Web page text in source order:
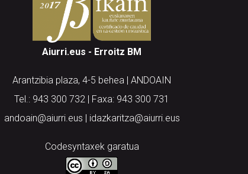
Aiurri.eus - Erroitz BM
Arantzibia plaza, 4-5 behea | ANDOAIN
Tel.: 943 300 732 | Faxa: 943 300 731
andoain@aiurri.eus | idazkaritza@aiurri.eus
Codesyntaxek garatua